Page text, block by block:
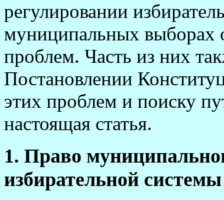
регулировании
муниципальных выборах
проблем. Часть из них
Постановлении
этих проблем и поиску
настоящая статья.
1. Право
избирательной системы